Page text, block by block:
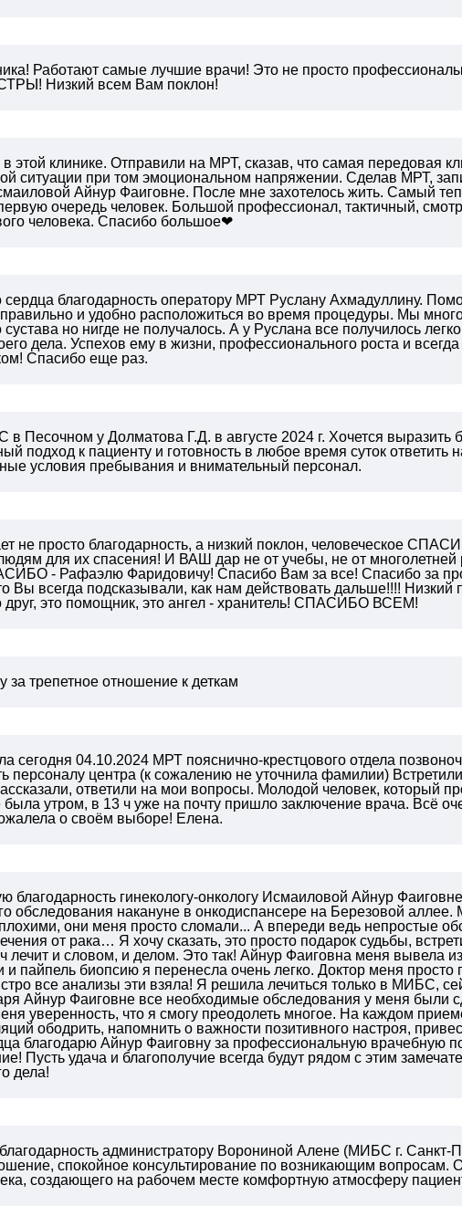
Работают самые лучшие врачи! Это не просто
Низкий всем Вам поклон!
в этой клинике. Отправили на МРТ, сказав, что самая передовая
ситуации при том эмоциональном напряжении. Сделав МРТ,
Айнур Фаиговне. После мне захотелось жить. Самый
очередь человек. Большой профессионал, тактичный,
человека. Спасибо большое❤
сердца благодарность оператору МРТ Руслану Ахмадуллину.
правильно и удобно расположиться во время процедуры. Мы
но нигде не получалось. А у Руслана все получилось
дела. Успехов ему в жизни, профессионального роста и
Спасибо еще раз.
Песочном у Долматова Г.Д. в августе 2024 г. Хочется выразить
подход к пациенту и готовность в любое время суток ответить
условия пребывания и внимательный персонал.
не просто благодарность, а низкий поклон, человеческое
для их спасения! И ВАШ дар не от учебы, не от многолетней
- Рафаэлю Фаридовичу! Спасибо Вам за все! Спасибо за
Вы всегда подсказывали, как нам действовать дальше!!!! Низкий
друг, это помощник, это ангел - хранитель! СПАСИБО ВСЕМ!
трепетное отношение к деткам
сегодня 04.10.2024 МРТ пояснично-крестцового отдела
персоналу центра (к сожалению не уточнила фамилии)
ответили на мои вопросы. Молодой человек, который
утром, в 13 ч уже на почту пришло заключение врача. Всё
о своём выборе! Елена.
благодарность гинекологу-онкологу Исмаиловой Айнур
обследования накануне в онкодиспансере на Березовой
они меня просто сломали... А впереди ведь непростые
от рака… Я хочу сказать, это просто подарок судьбы,
лечит и словом, и делом. Это так! Айнур Фаиговна меня вывела
и пайпель биопсию я перенесла очень легко. Доктор меня
все анализы эти взяла! Я решила лечиться только в МИБС,
Айнур Фаиговне все необходимые обследования у меня были
уверенность, что я смогу преодолеть многое. На каждом
ободрить, напомнить о важности позитивного настроя,
благодарю Айнур Фаиговну за профессиональную врачебную
Пусть удача и благополучие всегда будут рядом с этим
дела!
администратору Ворониной Алене (МИБС г. Санкт-
спокойное консультирование по возникающим вопросам.
создающего на рабочем месте комфортную атмосферу